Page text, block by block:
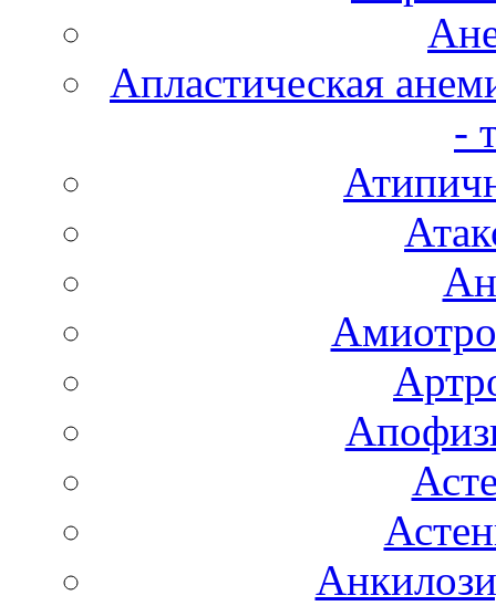
Апластическая
-